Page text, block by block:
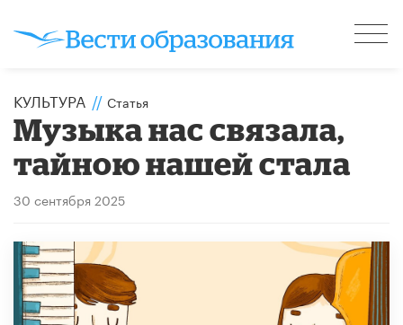
КУЛЬТУРА // Статья
Музыка нас связала,
тайною нашей стала
30 сентября 2025